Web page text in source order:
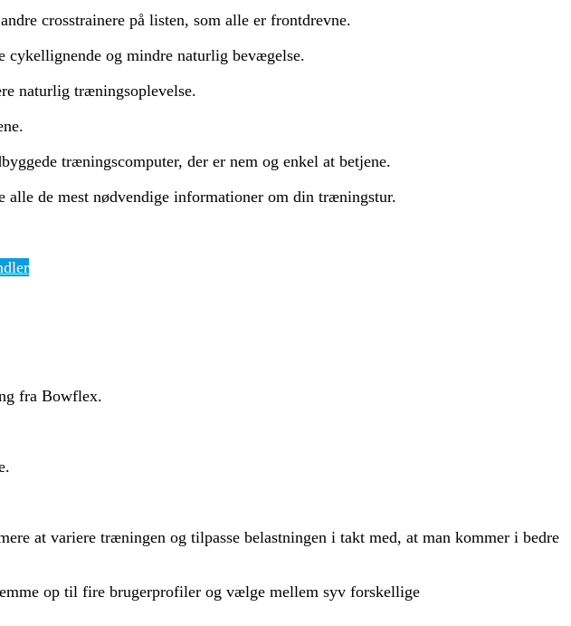
crosstrainere på listen, som alle er frontdrevne.
og mindre naturlig bevægelse.
naturlig træningsoplevelse.
træningscomputer, der er nem og enkel at betjene.
de mest nødvendige informationer om din træningstur.
fra Bowflex.
at variere træningen og tilpasse belastningen i takt med, at man kommer i bedre
op til fire brugerprofiler og vælge mellem syv forskellige